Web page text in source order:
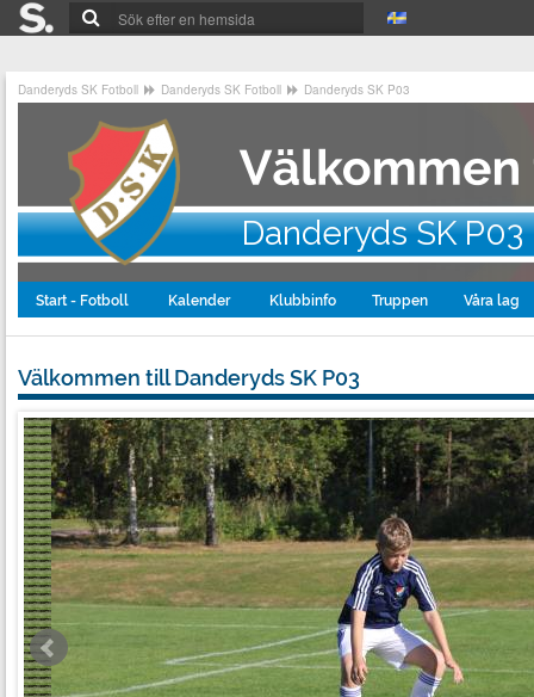
Danderyds SK Fotboll Danderyds SK Fotboll Danderyds SK P03
Danderyds SK P03
Start - Fotboll Kalender Klubbinfo Truppen Våra lag
Välkommen till Danderyds SK P03